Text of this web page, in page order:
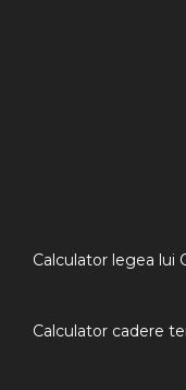
Calculator legea lui
Calculator cadere